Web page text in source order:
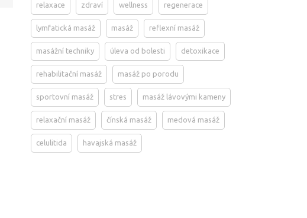
relaxace zdraví wellness regenerace
lymfatická masáž masáž reflexní masáž
masážní techniky úleva od bolesti detoxikace
rehabilitační masáž masáž po porodu
sportovní masáž stres masáž lávovými kameny
relaxační masáž čínská masáž medová masáž
celulitida havajská masáž